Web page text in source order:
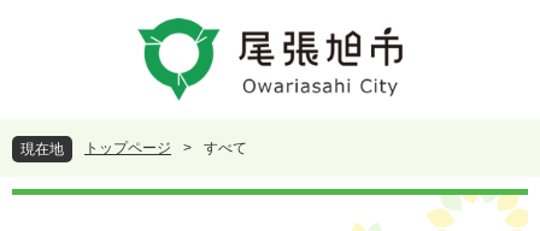
頭
で
す
飛
ば
し
現在地 トップページ > すべて
本